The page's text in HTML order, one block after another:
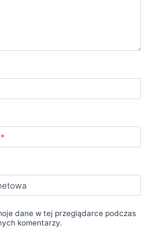
*
dane w tej przeglądarce podczas
komentarzy.